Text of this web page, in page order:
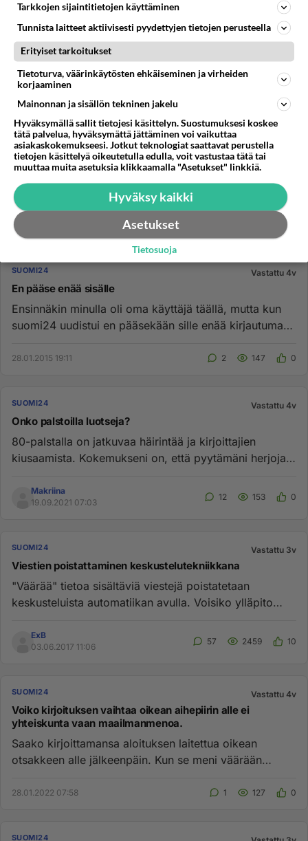
SUOMI24 Vastattu 4v
En pääse enää sisälle
Ensinnäkin minulla oli oma käyttäjä täällä, mutta kun
suomi24 uudistui en pääsekään sille enää kirjautumaan
28.01.2015 19:11 2 147 0
SUOMI24 Vastattu 4v
Onko palstoilla luotseja?
80-palstalla on jatkuvaa häirintää ja kirjoittajien
kiusaamista. Kokemukseni on, että pyytämäni herjoja
Makriina
19.09.2021 07:03
12 153 0
SUOMI24 Vastattu 3v
Viestien poistattaminen keskustelutekniikkana
"Väärää" tietoa sisältäviä viestejä poistatetaan
keskusteluista automatiikan avulla. Voisiko ylläpito
ExB
03.06.2017 11:06
57 2459 10
SUOMI24 Vastattu 4v
Voiko kirjoituksen vaihtaa oikean aihepiirin alle ei
yhteiskunta vaan maailmanmenoa.
Saako kirjoittamansa aloituksen laitettua oikean
otsakkeen alle jälkeenpäin. Kun se meni väärään
28.01.2022 07:58 1 127 0
SUOMI24
Tarkkojen sijaintitietojen käyttäminen
Tunnista laitteet aktiivisesti pyydettyjen tietojen perusteella
Erityiset tarkoitukset
Tietoturva, väärinkäytösten ehkäiseminen ja virheiden
korjaaminen
Mainonnan ja sisällön tekninen jakelu
Hyväksymällä sallit tietojesi käsittelyn. Suostumuksesi koskee
tätä palvelua, hyväksymättä jättäminen voi vaikuttaa
asiakaskokemukseesi. Jotkut teknologiat saattavat perustella
tietojen käsittelyä oikeutetulla edulla, voit vastustaa tätä tai
muuttaa muita asetuksia klikkaamalla "Asetukset" linkkiä.
Hyväksy kaikki
Asetukset
Tietosuoja